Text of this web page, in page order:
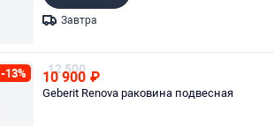
Завтра
-13% 12 500
10 900 ₽
Geberit Renova раковина подвесная